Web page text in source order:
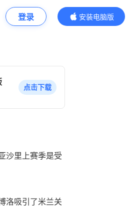
登录
安装电脑版
内容更精彩
点击下载
沙里上赛季是受
洛吸引了米兰关